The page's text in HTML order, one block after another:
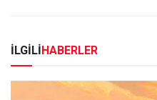
İLGİLİ HABERLER